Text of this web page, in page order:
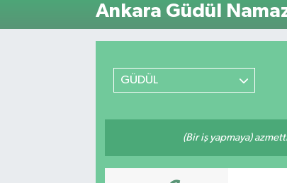
Ankara Güdül
GÜDÜL
(Bir iş yapmaya)
Son Dakika Haberleri